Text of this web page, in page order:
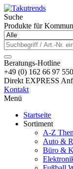
Suche
Produkte für
Beratungs-Hotline
+49 (0) 162 66 97 550
Direkt EXPRESS
Kontakt
Menü
Startseite
Sortiment
A-Z
Auto &
Büro &